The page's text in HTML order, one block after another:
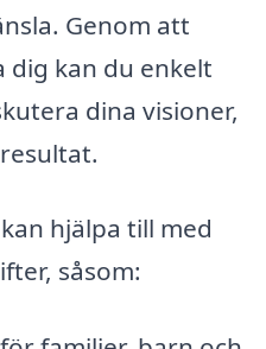
Genom att
kan du enkelt
dina visioner,
hjälpa till med
såsom: